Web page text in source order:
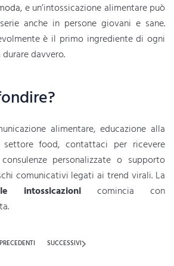
, e un’intossicazione alimentare può
anche in persone giovani e sane.
è il primo ingrediente di ogni
davvero.
alimentare, educazione alla
food, contattaci per ricevere
personalizzate o supporto
comunicativi legati ai trend virali. La
intossicazioni comincia con
PRECEDENTI SUCCESSIVI